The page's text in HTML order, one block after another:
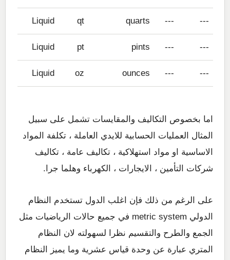
---
---
quarts
qt
Liquid
---
---
pints
pt
Liquid
---
---
ounces
oz
Liquid
اما بخصوص التكاليف والمقايسات تشمل على سبيل
المثال العمليات الحسابية للايدي العاملة ، تكلفة المواد
الاساسية او مواد استهلاكية ، تكاليف عامة ، تكاليف
شركات التأمين ، الايجارات ، الكهرباء وهلما جرا.
على الرغم من ذلك فإن اغلب الدول تستخدم النظام
الدولي metric system في جميع حالات الرياضيات مثل
الجمع والطرح والتقسيم نظرا لسهولته لان النظام
المتري عبارة عن وحدة قياس عشرية وما يميز النظام